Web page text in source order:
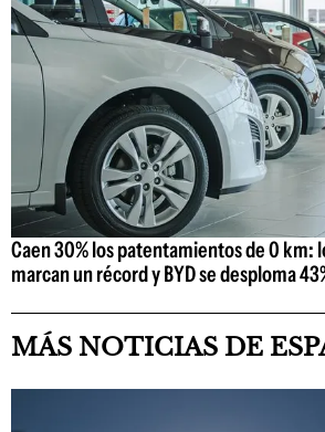
Caen 30% los patentamientos de 0 km:
marcan un récord y BYD se desploma
MÁS NOTICIAS DE